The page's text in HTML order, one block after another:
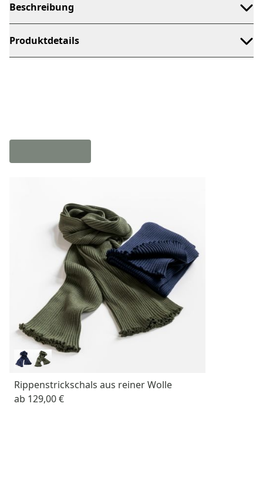
Beschreibung
Produktdetails
Rippenstrickschals aus reiner Wolle
ab 129,00 €